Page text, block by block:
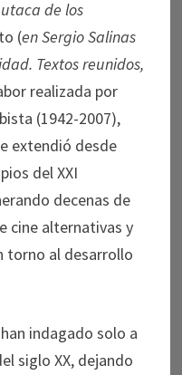
de los
(en Sergio Salinas
Textos reunidos,
realizada por
(1942-2007),
extendió desde
del XXI
decenas de
cine alternativas y
torno al desarrollo
indagado solo a
siglo XX, dejando